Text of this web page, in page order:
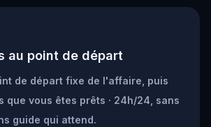
au point de départ
de départ fixe de l'affaire, puis
que vous êtes prêts · 24h/24, sans
guide qui attend.